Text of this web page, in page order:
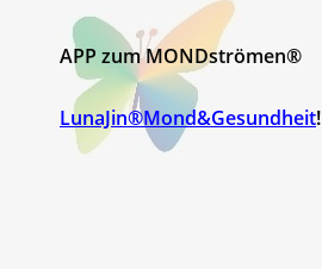
APP zum MONDströmen®
LunaJin®Mond&Gesundheit!